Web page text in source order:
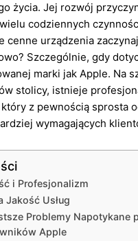
życia. Jej rozwój
codziennych
cenne urządzenia
Szczególnie, gdy
marki jak Apple. Na
stolicy, istnieje
który z pewnością sprosta
wymagających
i Profesjonalizm
Jakość Usług
Problemy Napotykane
Apple